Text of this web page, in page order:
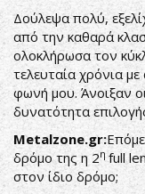
Δούλεψα πολύ,
από την καθαρά
ολοκλήρωσα τον
τελευταία χρόνια
φωνή μου. Άνοιξαν
δυνατότητα
Metalzone.gr:
δρόμο της η 2η full
στον ίδιο δρόμο;